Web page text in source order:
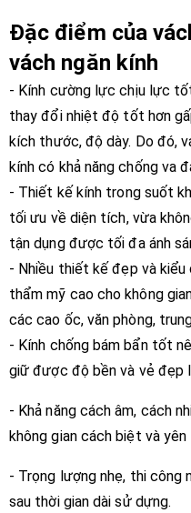
Đặc điểm của
vách ngăn kính
- Kính cường lực chịu lực
thay đổi nhiệt độ tốt hơn
kích thước, độ dày. Do đó,
kính có khả năng chống va
- Thiết kế kính trong suốt
tối ưu về diện tích, vừa
tận dụng được tối đa ánh
- Nhiều thiết kế đẹp và kiểu
thẩm mỹ cao cho không
các cao ốc, văn phòng,
- Kính chống bám bẩn tốt
giữ được độ bền và vẻ đẹp
- Khả năng cách âm, cách
không gian cách biệt và yên
- Trọng lượng nhẹ, thi công
sau thời gian dài sử dựng.